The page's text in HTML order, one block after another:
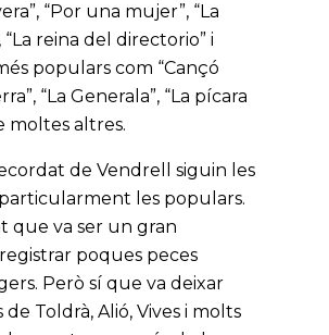
“Por una mujer”, “La
reina del directorio” i
populars com “Cançó
“La Generala”, “La pícara
moltes altres.
de Vendrell siguin les
les populars.
que va ser un gran
poques peces
Però sí que va deixar
Toldrà, Alió, Vives i molts